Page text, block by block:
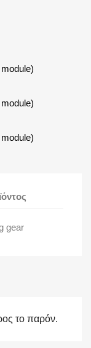
gear
το παρόν.